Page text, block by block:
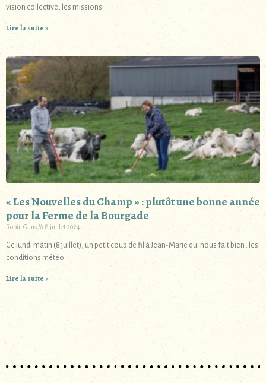
vision collective, les missions
Lire la suite »
« Les Nouvelles du Champ » : plutôt une bonne année
pour la Ferme de la Bourgade
Robin Guns 8 juillet 2024
Ce lundi matin (8 juillet), un petit coup de fil à Jean-Marie qui nous fait bien : les
conditions météo
Lire la suite »